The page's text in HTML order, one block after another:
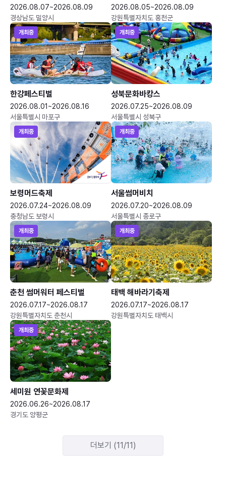
2026.08.07~2026.08.09
경상남도 밀양시
2026.08.05~2026.08.09
강원특별자치도 홍천군
개최중
한강페스티벌
2026.08.01~2026.08.16
서울특별시 마포구
개최중
성북문화바캉스
2026.07.25~2026.08.09
서울특별시 성북구
개최중
보령머드축제
2026.07.24~2026.08.09
충청남도 보령시
개최중
서울썸머비치
2026.07.20~2026.08.09
서울특별시 종로구
개최중
춘천 썸머워터 페스티벌
2026.07.17~2026.08.17
강원특별자치도 춘천시
개최중
태백 해바라기축제
2026.07.17~2026.08.17
강원특별자치도 태백시
개최중
세미원 연꽃문화제
2026.06.26~2026.08.17
경기도 양평군
더보기 (11/11)